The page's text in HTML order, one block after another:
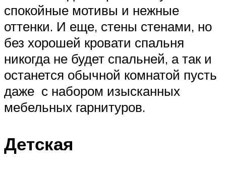
спокойные мотивы и нежные
оттенки. И еще, стены стенами, но
без хорошей кровати спальня
никогда не будет спальней, а так и
останется обычной комнатой пусть
даже с набором изысканных
мебельных гарнитуров.
Детская